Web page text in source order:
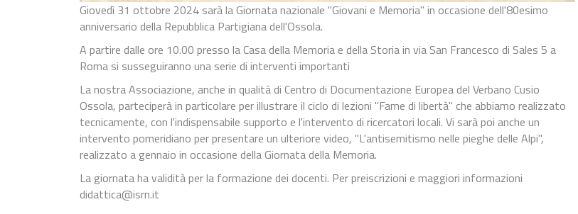
Giovedì 31 ottobre 2024 sarà la Giornata nazionale "Giovani e Memoria" in occasione dell'80esimo
anniversario della Repubblica Partigiana dell'Ossola.
A partire dalle ore 10.00 presso la Casa della Memoria e della Storia in via San Francesco di Sales 5 a
Roma si susseguiranno una serie di interventi importanti
La nostra Associazione, anche in qualità di Centro di Documentazione Europea del Verbano Cusio
Ossola, parteciperà in particolare per illustrare il ciclo di lezioni "Fame di libertà" che abbiamo realizzato
tecnicamente, con l'indispensabile supporto e l'intervento di ricercatori locali. Vi sarà poi anche un
intervento pomeridiano per presentare un ulteriore video, "L'antisemitismo nelle pieghe delle Alpi",
realizzato a gennaio in occasione della Giornata della Memoria.
La giornata ha validità per la formazione dei docenti. Per preiscrizioni e maggiori informazioni
didattica@isrn.it